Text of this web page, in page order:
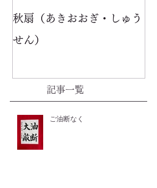
秋扇（あきおおぎ・しゅう
せん）
記事一覧
ご油断なく